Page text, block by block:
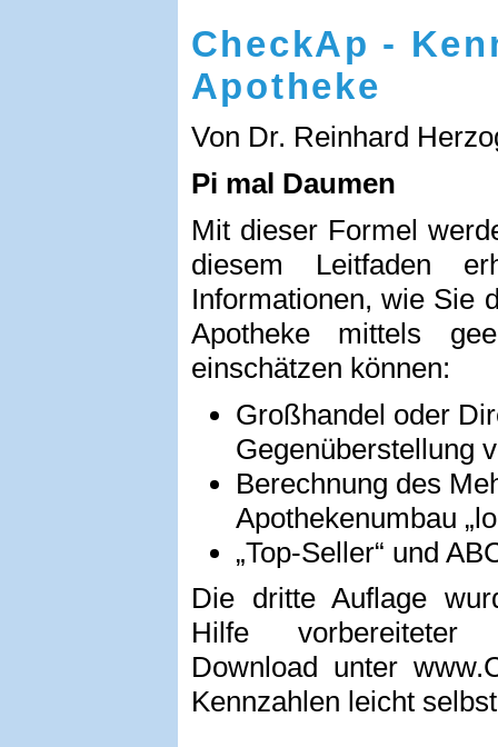
CheckAp -
Apotheke
Von Dr. Reinhard
Pi mal Daumen
Mit dieser Formel
diesem Leitfaden
Informationen, wie Sie
Apotheke mittels
einschätzen können:
Großhandel oder
Gegenüberstellung
Berechnung des
Apothekenumbau
„Top-Seller“ und
Die dritte Auflage
Hilfe vorbereiteter
Download unter
Kennzahlen leicht